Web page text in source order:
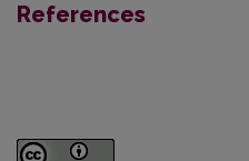
References